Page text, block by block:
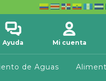
Ayuda Mi cuenta
de Aguas